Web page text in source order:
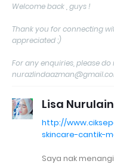
Welcome back , guys !
Thank you for connecting
appreciated :)
For any enquiries, please
Lisa Nurulain
http://
skincare-cantik-
Saya nak menangi